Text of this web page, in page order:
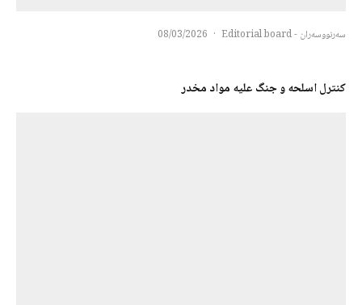
سەرنووسەران - Editorial board ·
08/03/2026
کنترل اسلحه و جنگ علیه مواد مخدر